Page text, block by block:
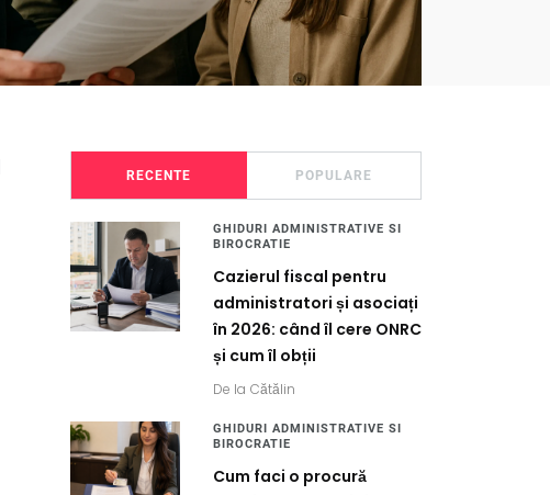
RECENTE POPULARE
GHIDURI ADMINISTRATIVE SI
BIROCRATIE
Cazierul fiscal pentru
administratori și asociați
în 2026: când îl cere ONRC
și cum îl obții
De la Cătălin
GHIDURI ADMINISTRATIVE SI
BIROCRATIE
Cum faci o procură